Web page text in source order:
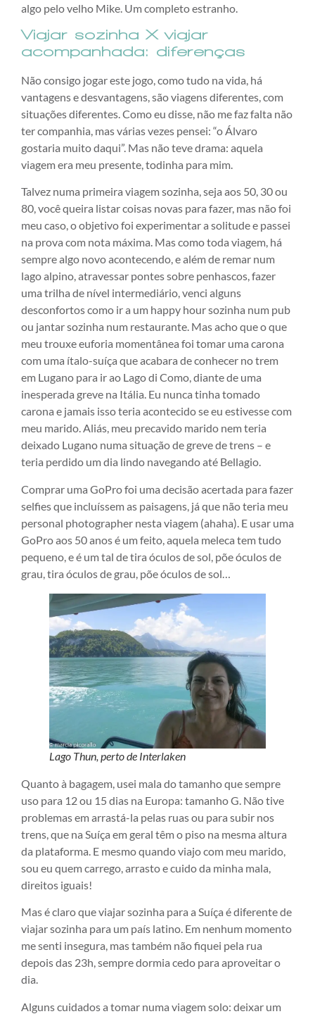
algo pelo velho Mike. Um completo estranho.
Viajar sozinha X viajar
acompanhada: diferenças
Não consigo jogar este jogo, como tudo na vida, há
vantagens e desvantagens, são viagens diferentes, com
situações diferentes. Como eu disse, não me faz falta não
ter companhia, mas várias vezes pensei: “o Álvaro
gostaria muito daqui”. Mas não teve drama: aquela
viagem era meu presente, todinha para mim.
Talvez numa primeira viagem sozinha, seja aos 50, 30 ou
80, você queira listar coisas novas para fazer, mas não foi
meu caso, o objetivo foi experimentar a solitude e passei
na prova com nota máxima. Mas como toda viagem, há
sempre algo novo acontecendo, e além de remar num
lago alpino, atravessar pontes sobre penhascos, fazer
uma trilha de nível intermediário, venci alguns
desconfortos como ir a um happy hour sozinha num pub
ou jantar sozinha num restaurante. Mas acho que o que
meu trouxe euforia momentânea foi tomar uma carona
com uma ítalo-suíça que acabara de conhecer no trem
em Lugano para ir ao Lago di Como, diante de uma
inesperada greve na Itália. Eu nunca tinha tomado
carona e jamais isso teria acontecido se eu estivesse com
meu marido. Aliás, meu precavido marido nem teria
deixado Lugano numa situação de greve de trens – e
teria perdido um dia lindo navegando até Bellagio.
Comprar uma GoPro foi uma decisão acertada para fazer
selfies que incluíssem as paisagens, já que não teria meu
personal photographer nesta viagem (ahaha). E usar uma
GoPro aos 50 anos é um feito, aquela meleca tem tudo
pequeno, e é um tal de tira óculos de sol, põe óculos de
grau, tira óculos de grau, põe óculos de sol…
Lago Thun, perto de Interlaken
Quanto à bagagem, usei mala do tamanho que sempre
uso para 12 ou 15 dias na Europa: tamanho G. Não tive
problemas em arrastá-la pelas ruas ou para subir nos
trens, que na Suíça em geral têm o piso na mesma altura
da plataforma. E mesmo quando viajo com meu marido,
sou eu quem carrego, arrasto e cuido da minha mala,
direitos iguais!
Mas é claro que viajar sozinha para a Suíça é diferente de
viajar sozinha para um país latino. Em nenhum momento
me senti insegura, mas também não fiquei pela rua
depois das 23h, sempre dormia cedo para aproveitar o
dia.
Alguns cuidados a tomar numa viagem solo: deixar um